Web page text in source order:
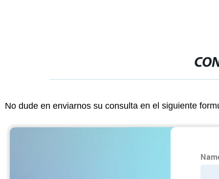
No dude en enviarnos su consulta en el siguiente